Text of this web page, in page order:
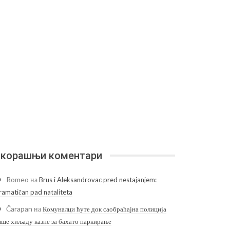
коментари
Romeo наBrus i Aleksandrovac pred nestajanjem:
pad nataliteta
Čarapan наКомуналци ћуте док саобраћајна полиција
хиљаду казне за бахато паркирање